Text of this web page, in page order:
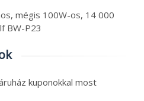
mégis 100W-os, 14 000
BW-P23
kuponokkal most